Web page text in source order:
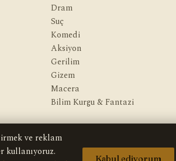
Dram
Suç
Komedi
Aksiyon
Gerilim
Gizem
Macera
Bilim Kurgu & Fantazi
ve reklam
kullanıyoruz.
Kabul ediyorum